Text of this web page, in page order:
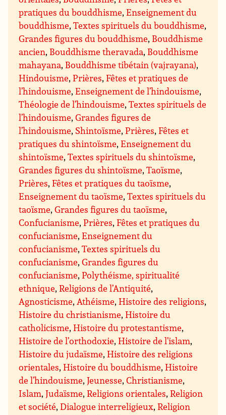
pratiques du bouddhisme,Enseignement du
bouddhisme,Textes spirituels du bouddhisme,
Grandes figures du bouddhisme, Bouddhisme
ancien, Bouddhisme theravada, Bouddhisme
mahayana, Bouddhisme tibétain (vajrayana),
Hindouisme,Prières,Fêtes et pratiques de
l’hindouisme,Enseignement de l’hindouisme,
Théologie de l’hindouisme,Textes spirituels de
l’hindouisme,Grandes figures de
l’hindouisme, Shintoïsme,Prières,Fêtes et
pratiques du shintoïsme,Enseignement du
shintoïsme,Textes spirituels du shintoïsme,
Grandes figures du shintoïsme,Taoïsme,
Prières,Fêtes et pratiques du taoïsme,
Enseignement du taoïsme,Textes spirituels du
taoïsme,Grandes figures du taoïsme,
Confucianisme,Prières,Fêtes et pratiques du
confucianisme,Enseignement du
confucianisme,Textes spirituels du
confucianisme,Grandes figures du
confucianisme,Polythéisme, spiritualité
ethnique,Religions de l’Antiquité,
Agnosticisme, Athéisme,Histoire des religions,
Histoire du christianisme,Histoire du
catholicisme,Histoire du protestantisme,
Histoire de l’orthodoxie,Histoire de l’islam,
Histoire du judaïsme,Histoire des religions
orientales,Histoire du bouddhisme,Histoire
de l’hindouisme,Jeunesse,Christianisme,
Islam,Judaïsme,Religions orientales,Religion
et société,Dialogue interreligieux,Religion